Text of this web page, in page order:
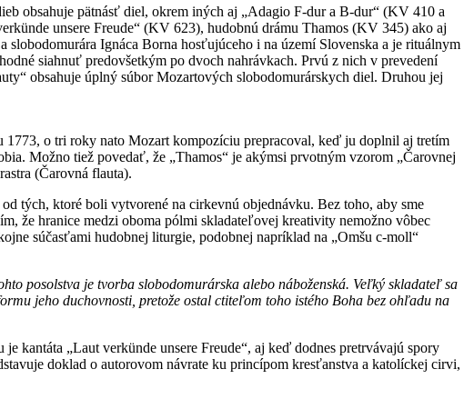
obsahuje pätnásť diel, okrem iných aj „Adagio F-dur a B-dur“ (KV 410 a
unsere Freude“ (KV 623), hudobnú drámu Thamos (KV 345) ako aj
Ignáca Borna hosťujúceho i na území Slovenska a je rituálnym
siahnuť predovšetkým po dvoch nahrávkach. Prvú z nich v prevedení
obsahuje úplný súbor Mozartových slobodomurárskych diel. Druhou jej
o tri roky nato Mozart kompozíciu prepracoval, keď ju doplnil aj tretím
Možno tiež povedať, že „Thamos“ je akýmsi prvotným vzorom „Čarovnej
(Čarovná flauta).
tých, ktoré boli vytvorené na cirkevnú objednávku. Bez toho, aby sme
že hranice medzi oboma pólmi skladateľovej kreativity nemožno vôbec
súčasťami hudobnej liturgie, podobnej napríklad na „Omšu c-moll“
posolstva je tvorba slobodomurárska alebo náboženská. Veľký skladateľ sa
jeho duchovnosti, pretože ostal ctiteľom toho istého Boha bez ohľadu na
kantáta „Laut verkünde unsere Freude“, aj keď dodnes pretrvávajú spory
doklad o autorovom návrate ku princípom kresťanstva a katolíckej cirvi,